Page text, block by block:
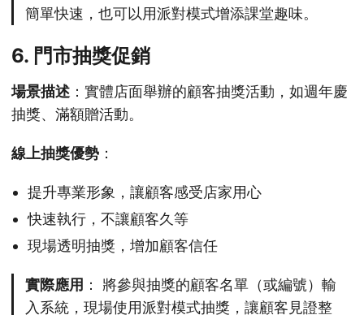
簡單快速，也可以用派對模式增添課堂趣味。
6. 門市抽獎促銷
場景描述 ：實體店面舉辦的顧客抽獎活動，如週年慶
抽獎、滿額贈活動。
線上抽獎優勢 ：
提升專業形象，讓顧客感受店家用心
快速執行，不讓顧客久等
現場透明抽獎，增加顧客信任
實際應用 ： 將參與抽獎的顧客名單（或編號）輸
入系統，現場使用派對模式抽獎，讓顧客見證整